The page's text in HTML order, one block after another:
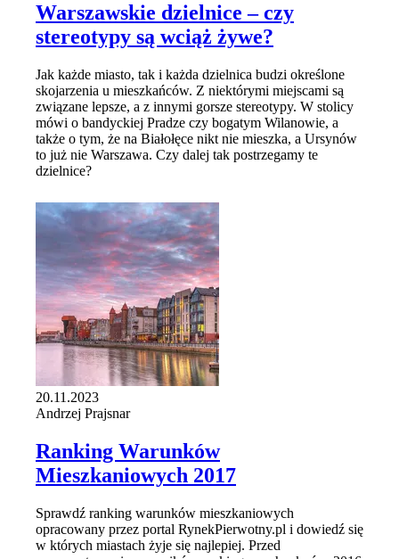
Warszawskie dzielnice – czy
stereotypy są wciąż żywe?
Jak każde miasto, tak i każda dzielnica budzi określone
skojarzenia u mieszkańców. Z niektórymi miejscami są
związane lepsze, a z innymi gorsze stereotypy. W stolicy
mówi o bandyckiej Pradze czy bogatym Wilanowie, a
także o tym, że na Białołęce nikt nie mieszka, a Ursynów
to już nie Warszawa. Czy dalej tak postrzegamy te
dzielnice?
20.11.2023
Andrzej Prajsnar
Ranking Warunków
Mieszkaniowych 2017
Sprawdź ranking warunków mieszkaniowych
opracowany przez portal RynekPierwotny.pl i dowiedź się
w których miastach żyje się najlepiej. Przed